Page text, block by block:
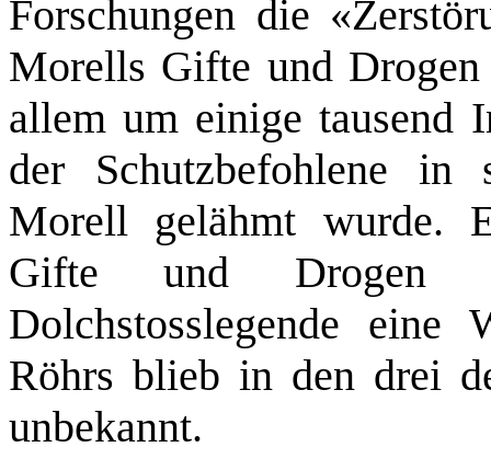
Forschungen die
Morells Gifte und
allem um einige tausend
der Schutzbefohlene in
Morell gelähmt wurde.
Gifte und Drogen
Dolchstosslegende eine
Röhrs blieb in den drei
unbekannt.